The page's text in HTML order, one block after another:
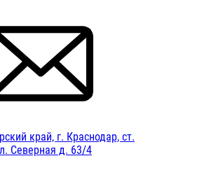
край, г. Краснодар, ст.
Северная д. 63/4